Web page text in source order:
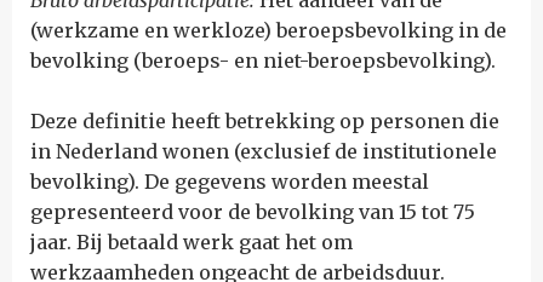
(werkzame en werkloze) beroepsbevolking in de
bevolking (beroeps- en niet-beroepsbevolking).
Deze definitie heeft betrekking op personen die
in Nederland wonen (exclusief de institutionele
bevolking). De gegevens worden meestal
gepresenteerd voor de bevolking van 15 tot 75
jaar. Bij betaald werk gaat het om
werkzaamheden ongeacht de arbeidsduur.